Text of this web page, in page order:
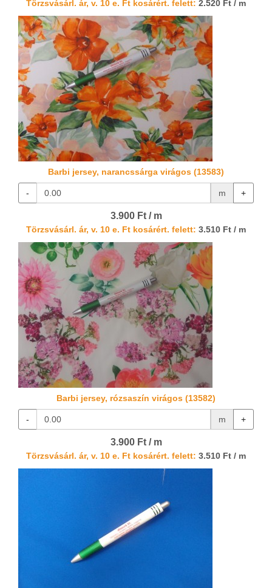
Törzsvásárl. ár, v. 10 e. Ft kosárért. felett: 2.520 Ft / m
Barbi jersey, narancssárga virágos (13583)
- m +
3.900 Ft / m
Törzsvásárl. ár, v. 10 e. Ft kosárért. felett: 3.510 Ft / m
Barbi jersey, rózsaszín virágos (13582)
- m +
3.900 Ft / m
Törzsvásárl. ár, v. 10 e. Ft kosárért. felett: 3.510 Ft / m